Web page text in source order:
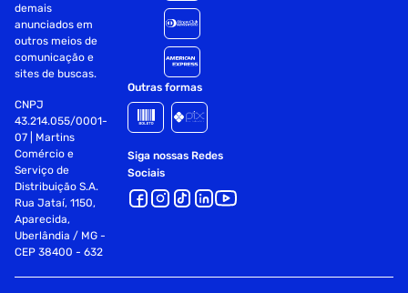
demais
anunciados em
outros meios de
comunicação e
sites de buscas.
CNPJ
43.214.055/0001-
07 | Martins
Comércio e
Serviço de
Distribuição S.A.
Rua Jataí, 1150,
Aparecida,
Uberlândia / MG -
CEP 38400 - 632
Outras formas
Siga nossas Redes
Sociais